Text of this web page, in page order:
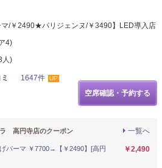
/￥2490★パリジェンヌ/￥3490】LED導入店
4)
人)
1647件 UP
空席確認・予約する
一覧へ
高円寺店のクーポン
パーマ ￥7700→【￥2490】[高円
￥2,490